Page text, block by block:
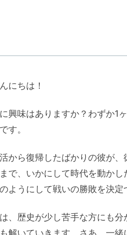
にちは！
興味はありますか？わずか1
です。
から復帰したばかりの彼が
で、いかにして時代を動かし
ようにして戦いの勝敗を決
、歴史が少し苦手な方にも
解いていきます。さあ、一